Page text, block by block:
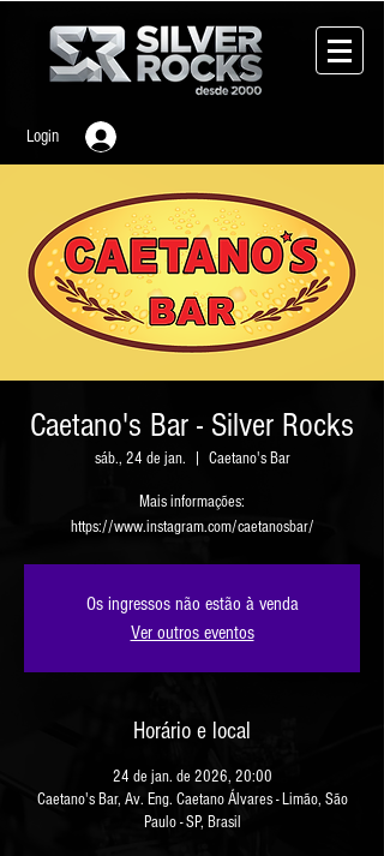
Login
Caetano's Bar - Silver Rocks
sáb., 24 de jan. Caetano's Bar
Mais informações:
Os ingressos não estão à venda
Ver outros eventos
Horário e local
24 de jan. de 2026, 20:00
Caetano's Bar, Av. Eng. Caetano Álvares - Limão, São
Paulo - SP, Brasil